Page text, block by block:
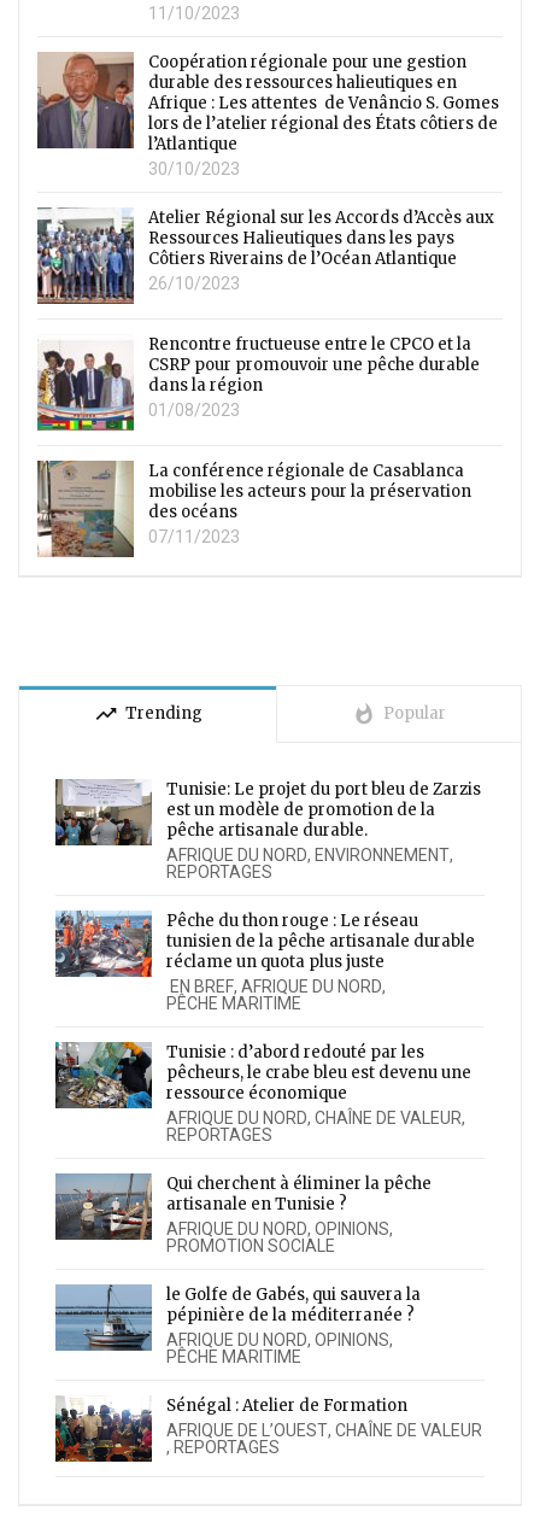
11/10/2023
Coopération régionale pour une gestion
durable des ressources halieutiques en
Afrique : Les attentes de Venâncio S. Gomes
lors de l’atelier régional des États côtiers de
l’Atlantique
30/10/2023
Atelier Régional sur les Accords d’Accès aux
Ressources Halieutiques dans les pays
Côtiers Riverains de l’Océan Atlantique
26/10/2023
Rencontre fructueuse entre le CPCO et la
CSRP pour promouvoir une pêche durable
dans la région
01/08/2023
La conférence régionale de Casablanca
mobilise les acteurs pour la préservation
des océans
07/11/2023
trending_up Trending whatshot Popular
Tunisie: Le projet du port bleu de Zarzis
est un modèle de promotion de la
pêche artisanale durable.
AFRIQUE DU NORD, ENVIRONNEMENT,
REPORTAGES
Pêche du thon rouge : Le réseau
tunisien de la pêche artisanale durable
réclame un quota plus juste
EN BREF, AFRIQUE DU NORD,
PÊCHE MARITIME
Tunisie : d’abord redouté par les
pêcheurs, le crabe bleu est devenu une
ressource économique
AFRIQUE DU NORD, CHAÎNE DE VALEUR,
REPORTAGES
Qui cherchent à éliminer la pêche
artisanale en Tunisie ?
AFRIQUE DU NORD, OPINIONS,
PROMOTION SOCIALE
le Golfe de Gabés, qui sauvera la
pépinière de la méditerranée ?
AFRIQUE DU NORD, OPINIONS,
PÊCHE MARITIME
Sénégal : Atelier de Formation
AFRIQUE DE L’OUEST, CHAÎNE DE VALEUR
, REPORTAGES